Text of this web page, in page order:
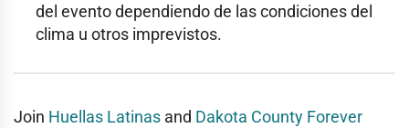
del evento dependiendo de las condiciones del
clima u otros imprevistos.
Join Huellas Latinas and Dakota County Forever